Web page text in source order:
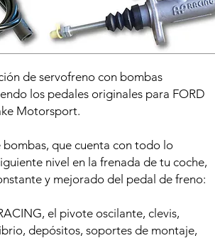
de servofreno con bombas
los pedales originales para FORD
Motorsport.
bombas, que cuenta con todo lo
nivel en la frenada de tu coche,
y mejorado del pedal de freno:
el pivote oscilante, clevis,
depósitos, soportes de montaje,